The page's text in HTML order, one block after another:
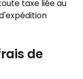
taxe liée au
de